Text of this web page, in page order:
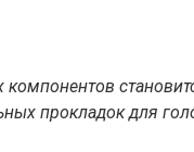
компонентов
прокладок для